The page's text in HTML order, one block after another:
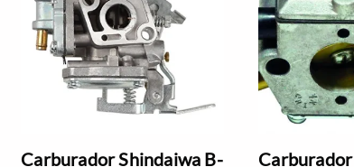
Carburador Shindaiwa B-
Carburador